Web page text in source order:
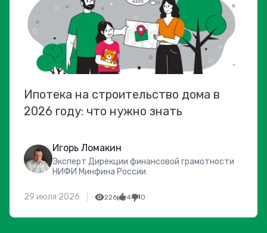
Ипотека на строительство дома в
2026 году: что нужно знать
Игорь Ломакин
Эксперт Дирекции финансовой грамотности
НИФИ Минфина России
29 июля 2026 226 4 0